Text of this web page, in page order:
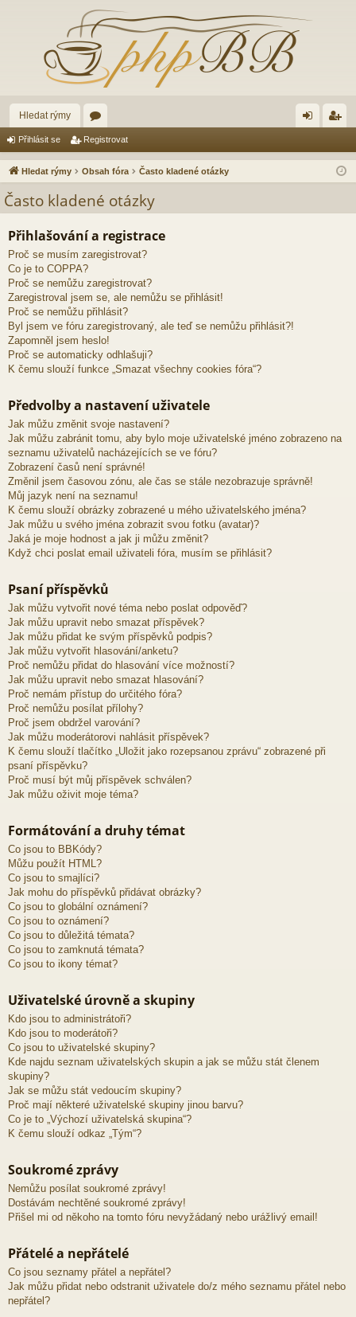
Hledat rýmy
ór
a lá
se
ist
va
Přihlásit se Registrovat
Hledat rýmy Obsah fóra Často kladené otázky
Často kladené otázky
Přihlašování a registrace
Proč se musím zaregistrovat?
Co je to COPPA?
Proč se nemůžu zaregistrovat?
Zaregistroval jsem se, ale nemůžu se přihlásit!
Proč se nemůžu přihlásit?
Byl jsem ve fóru zaregistrovaný, ale teď se nemůžu přihlásit?!
Zapomněl jsem heslo!
Proč se automaticky odhlašuji?
K čemu slouží funkce „Smazat všechny cookies fóra“?
Předvolby a nastavení uživatele
Jak můžu změnit svoje nastavení?
Jak můžu zabránit tomu, aby bylo moje uživatelské jméno zobrazeno na
seznamu uživatelů nacházejících se ve fóru?
Zobrazení časů není správné!
Změnil jsem časovou zónu, ale čas se stále nezobrazuje správně!
Můj jazyk není na seznamu!
K čemu slouží obrázky zobrazené u mého uživatelského jména?
Jak můžu u svého jména zobrazit svou fotku (avatar)?
Jaká je moje hodnost a jak ji můžu změnit?
Když chci poslat email uživateli fóra, musím se přihlásit?
Psaní příspěvků
Jak můžu vytvořit nové téma nebo poslat odpověď?
Jak můžu upravit nebo smazat příspěvek?
Jak můžu přidat ke svým příspěvků podpis?
Jak můžu vytvořit hlasování/anketu?
Proč nemůžu přidat do hlasování více možností?
Jak můžu upravit nebo smazat hlasování?
Proč nemám přístup do určitého fóra?
Proč nemůžu posílat přílohy?
Proč jsem obdržel varování?
Jak můžu moderátorovi nahlásit příspěvek?
K čemu slouží tlačítko „Uložit jako rozepsanou zprávu“ zobrazené při
psaní příspěvku?
Proč musí být můj příspěvek schválen?
Jak můžu oživit moje téma?
Formátování a druhy témat
Co jsou to BBKódy?
Můžu použít HTML?
Co jsou to smajlíci?
Jak mohu do příspěvků přidávat obrázky?
Co jsou to globální oznámení?
Co jsou to oznámení?
Co jsou to důležitá témata?
Co jsou to zamknutá témata?
Co jsou to ikony témat?
Uživatelské úrovně a skupiny
Kdo jsou to administrátoři?
Kdo jsou to moderátoři?
Co jsou to uživatelské skupiny?
Kde najdu seznam uživatelských skupin a jak se můžu stát členem
skupiny?
Jak se můžu stát vedoucím skupiny?
Proč mají některé uživatelské skupiny jinou barvu?
Co je to „Výchozí uživatelská skupina“?
K čemu slouží odkaz „Tým“?
Soukromé zprávy
Nemůžu posílat soukromé zprávy!
Dostávám nechtěné soukromé zprávy!
Přišel mi od někoho na tomto fóru nevyžádaný nebo urážlivý email!
Přátelé a nepřátelé
Co jsou seznamy přátel a nepřátel?
Jak můžu přidat nebo odstranit uživatele do/z mého seznamu přátel nebo
nepřátel?